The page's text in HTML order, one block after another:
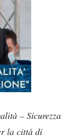
– Sicurezza
la città di